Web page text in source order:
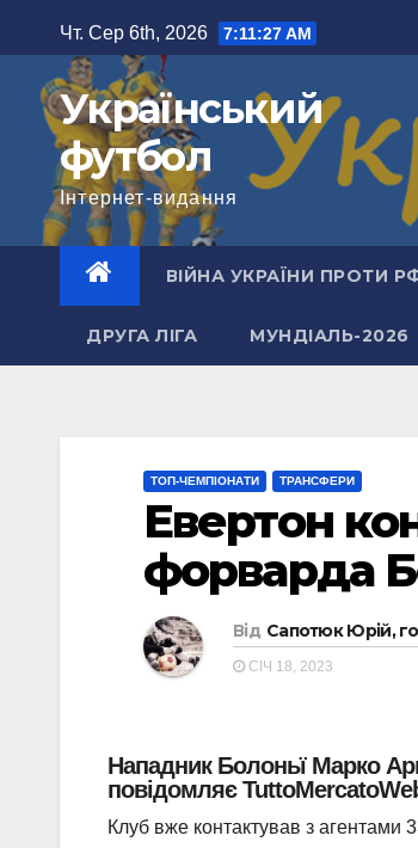
до
вмісту
Чт. Сер 6th, 2026 7:11:27 AM
Український
футбол
Інтернет-видання
ВІЙНА УКРАЇНИ ПРОТИ
ДРУГА ЛІГА МУНДІАЛЬ-2026
ТОП-ЧЕМПІОНАТИ ТРАНСФЕРИ
Евертон
форварда
Від Сапотюк Юрій,
СІЧ 18, 2023
Нападник Болоньї Марко
повідомляє
Клуб вже контактував з агентами